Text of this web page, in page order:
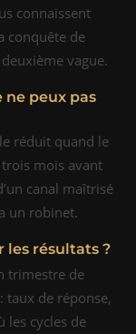
connaissent
conquête de
vague.
ne peux pas
réduit quand le
trois mois avant
canal maîtrisé
un robinet.
les résultats ?
trimestre de
taux de réponse,
les cycles de